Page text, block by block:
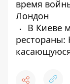
время
Лондон
В Киеве
рестораны: